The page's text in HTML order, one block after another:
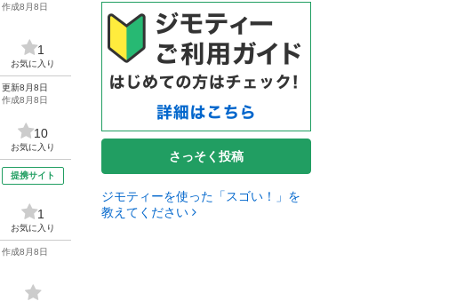
作成8月8日
1
お気に入り
更新8月8日
作成8月8日
10
お気に入り
提携サイト
1
お気に入り
作成8月8日
さっそく投稿
ジモティーを使った「スゴい！」を
教えてください